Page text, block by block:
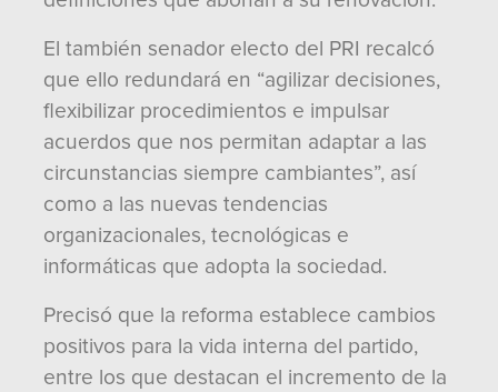
El también senador electo del PRI recalcó
que ello redundará en “agilizar decisiones,
flexibilizar procedimientos e impulsar
acuerdos que nos permitan adaptar a las
circunstancias siempre cambiantes”, así
como a las nuevas tendencias
organizacionales, tecnológicas e
informáticas que adopta la sociedad.
Precisó que la reforma establece cambios
positivos para la vida interna del partido,
entre los que destacan el incremento de la